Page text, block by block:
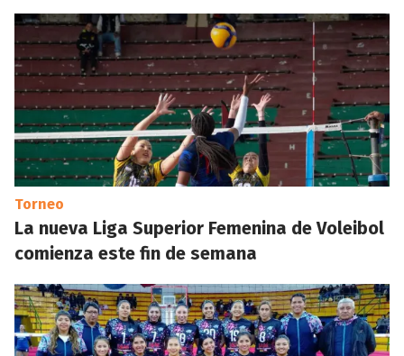
Torneo
La nueva Liga Superior Femenina de Voleibol
comienza este fin de semana